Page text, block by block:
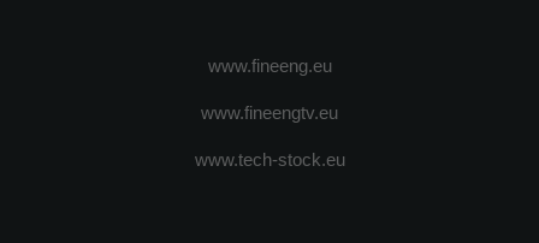
www.fineeng.eu
www.fineengtv.eu
www.tech-stock.eu